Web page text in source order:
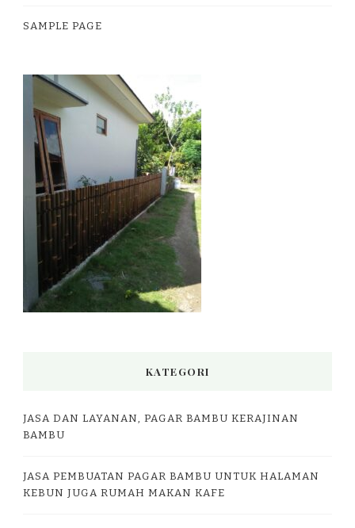
SAMPLE PAGE
KATEGORI
JASA DAN LAYANAN, PAGAR BAMBU KERAJINAN
BAMBU
JASA PEMBUATAN PAGAR BAMBU UNTUK HALAMAN
KEBUN JUGA RUMAH MAKAN KAFE